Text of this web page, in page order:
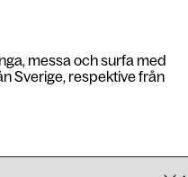
messa och surfa med
Sverige, respektive från